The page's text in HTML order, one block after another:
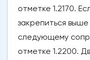
отметке 1.2170.
закрепиться
следующему
отметке 1.2200.